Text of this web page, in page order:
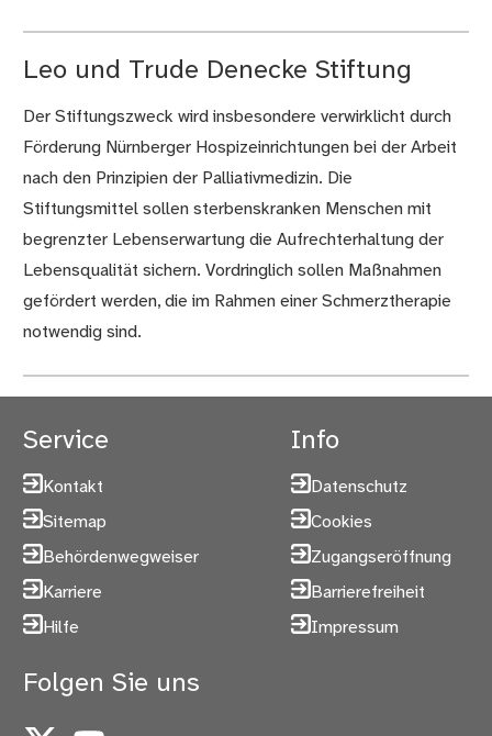
Leo und Trude Denecke Stiftung
Der Stiftungszweck wird insbesondere verwirklicht durch
Förderung Nürnberger Hospizeinrichtungen bei der Arbeit
nach den Prinzipien der Palliativmedizin. Die
Stiftungsmittel sollen sterbenskranken Menschen mit
begrenzter Lebenserwartung die Aufrechterhaltung der
Lebensqualität sichern. Vordringlich sollen Maßnahmen
gefördert werden, die im Rahmen einer Schmerztherapie
notwendig sind.
Service
Kontakt
Sitemap
Behördenwegweiser
Karriere
Hilfe
Info
Datenschutz
Cookies
Zugangseröffnung
Barrierefreiheit
Impressum
Folgen Sie uns
X YouTube